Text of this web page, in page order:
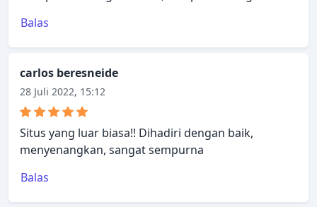
Balas
carlos beresneide
28 Juli 2022, 15:12
Situs yang luar biasa!! Dihadiri dengan baik,
menyenangkan, sangat sempurna
Balas